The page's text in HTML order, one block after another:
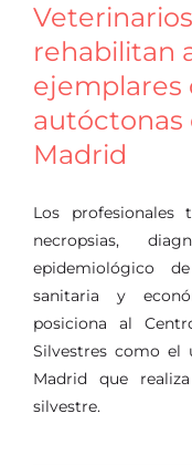
rehabilitan
ejemplares
autóctonas
Madrid
Los profesionales
necropsias,
epidemiológico
sanitaria y
posiciona al
Silvestres como el
Madrid que
silvestre.